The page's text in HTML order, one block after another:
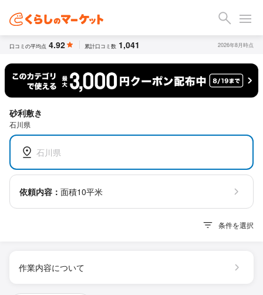
口コミの平均点 4.92 累計口コミ数 1,041 2026年8月時点
砂利敷き
石川県
石川県
依頼内容： 面積10平米
条件を選択
作業内容について